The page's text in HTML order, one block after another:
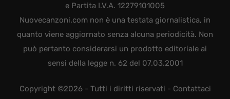
e Partita I.V.A. 12279101005
Nuovecanzoni.com non è una testata giornalistica, in
quanto viene aggiornato senza alcuna periodicità. Non
può pertanto considerarsi un prodotto editoriale ai
sensi della legge n. 62 del 07.03.2001
Copyright ©2026 - Tutti i diritti riservati - Contattaci